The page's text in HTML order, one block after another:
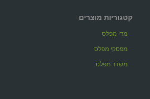
קטגוריות מוצרים
מדי מפלס
מפסקי מפלס
משדר מפלס